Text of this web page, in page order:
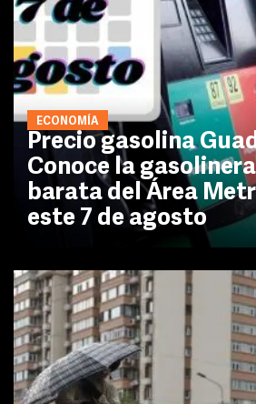
ECONOMÍA
Precio gasolina
Conoce la
barata del Área
este 7 de agosto